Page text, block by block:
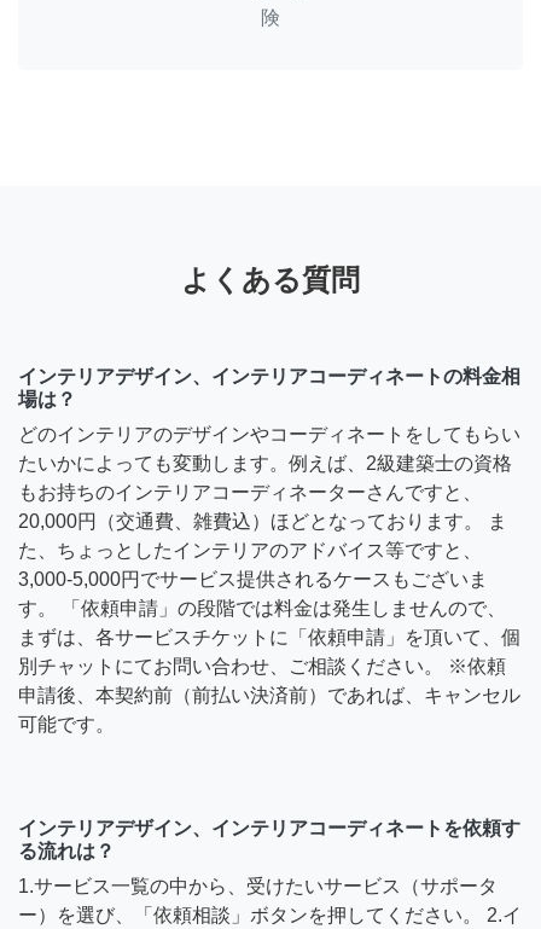
険
よくある質問
インテリアデザイン、インテリアコーディネートの料金相
場は？
どのインテリアのデザインやコーディネートをしてもらい
たいかによっても変動します。例えば、2級建築士の資格
もお持ちのインテリアコーディネーターさんですと、
20,000円（交通費、雑費込）ほどとなっております。 ま
た、ちょっとしたインテリアのアドバイス等ですと、
3,000-5,000円でサービス提供されるケースもございま
す。 「依頼申請」の段階では料金は発生しませんので、
まずは、各サービスチケットに「依頼申請」を頂いて、個
別チャットにてお問い合わせ、ご相談ください。 ※依頼
申請後、本契約前（前払い決済前）であれば、キャンセル
可能です。
インテリアデザイン、インテリアコーディネートを依頼す
る流れは？
1.サービス一覧の中から、受けたいサービス（サポータ
ー）を選び、「依頼相談」ボタンを押してください。 2.イ